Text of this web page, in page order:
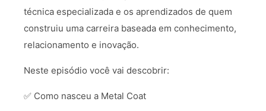
técnica especializada e os aprendizados de quem
construiu uma carreira baseada em conhecimento,
relacionamento e inovação.
Neste episódio você vai descobrir:
✅ Como nasceu a Metal Coat